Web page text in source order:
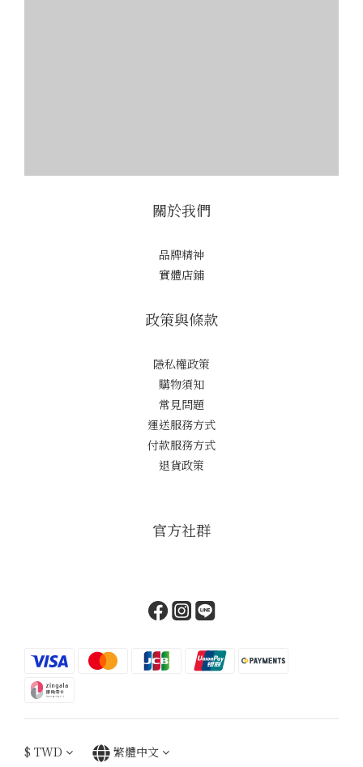
關於我們
品牌精神
實體店鋪
政策與條款
隱私權政策
購物須知
常見問題
運送服務方式
付款服務方式
退貨政策
官方社群
$ TWD 繁體中文